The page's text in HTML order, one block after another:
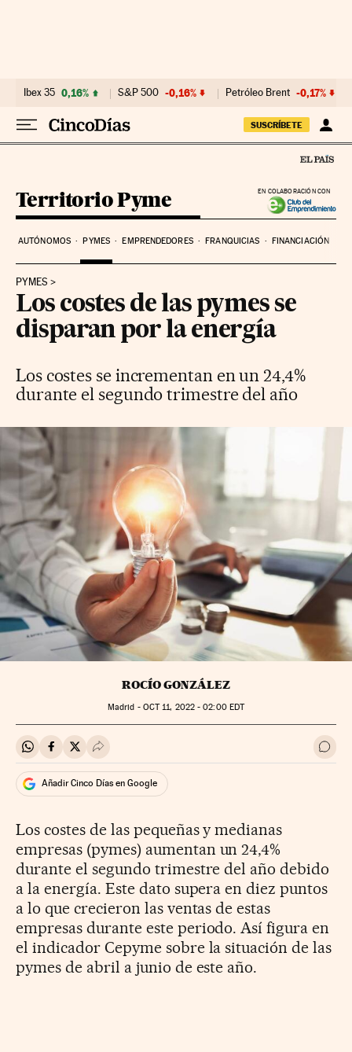
Ibex 35 0,16% S&P 500 -0,16% Petróleo Brent -0,17%
SUSCRÍBETE
EN COLABORACIÓN CON
Territorio Pyme
AUTÓNOMOS PYMES EMPRENDEDORES FRANQUICIAS FINANCIACIÓN
PYMES
Los costes de las pymes se
disparan por la energía
Los costes se incrementan en un 24,4%
durante el segundo trimestre del año
ROCÍO GONZÁLEZ
Madrid - OCT11, 2022 - 02:00EDT
Compartir en Whatsapp
Compartir en Facebook
Compartir en Twitter
Desplegar Redes Sociales Ir a
Añadir Cinco Días en Google
Los costes de las pequeñas y medianas
empresas (pymes) aumentan un 24,4%
durante el segundo trimestre del año debido
a la energía. Este dato supera en diez puntos
a lo que crecieron las ventas de estas
empresas durante este periodo. Así figura en
el indicador Cepyme sobre la situación de las
pymes de abril a junio de este año.